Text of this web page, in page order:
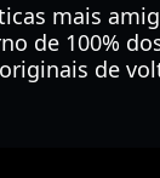
mais
de 100%
de